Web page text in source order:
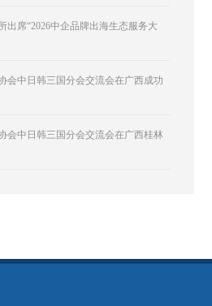
出席“2026中企品牌出海生态服务大
会中日韩三国分会交流会在广西成功
会中日韩三国分会交流会在广西桂林